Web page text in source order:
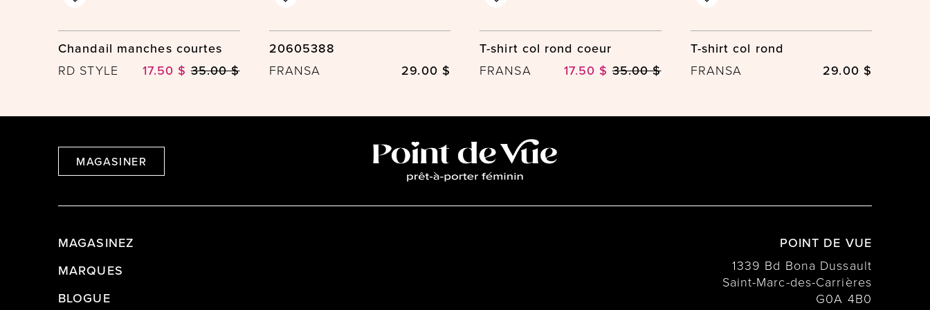
Chandail manches courtes
RD STYLE 17.50 $ 35.00 $
20605388
FRANSA 29.00 $
T-shirt col rond coeur
FRANSA 17.50 $ 35.00 $
T-shirt col rond
FRANSA 29.00 $
MAGASINER
MAGASINEZ
MARQUES
BLOGUE
POINT DE VUE
1339 Bd Bona Dussault
Saint-Marc-des-Carrières
G0A 4B0